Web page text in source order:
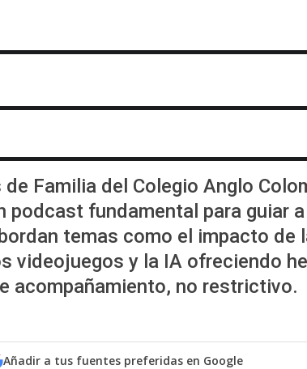
Familia del Colegio Anglo
podcast fundamental para guiar
temas como el impacto de
videojuegos y la IA ofreciendo
acompañamiento, no restrictivo.
Añadir a tus fuentes preferidas en Google